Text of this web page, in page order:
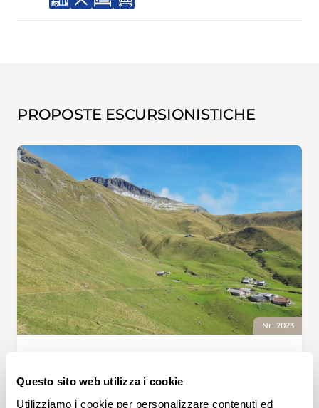
Questo sito web utilizza i cookie
Utilizziamo i cookie per personalizzare contenuti ed
PROPOSTE ESCURSIONISTICHE
Nr. 2023
Gipfelerlebnis im Diemtigtal
«Atemberaubende Aussicht»,